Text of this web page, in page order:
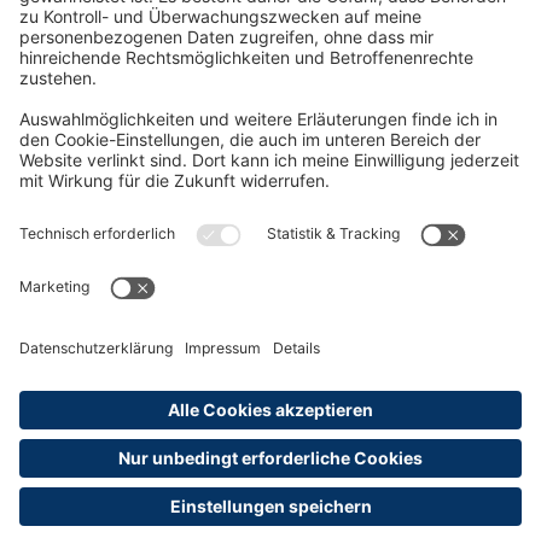
Oft Gesucht
Rund um die Prüfung
Datenschutzerklärung
Widerrufsrecht
Versandinformationen
Erklärung zur Barrierefreiheit
Abonnements hier kündigen
Cookie-Einstellungen
Alle Preise sind inkl. MwSt. und ggf. zzgl.Versandkosten